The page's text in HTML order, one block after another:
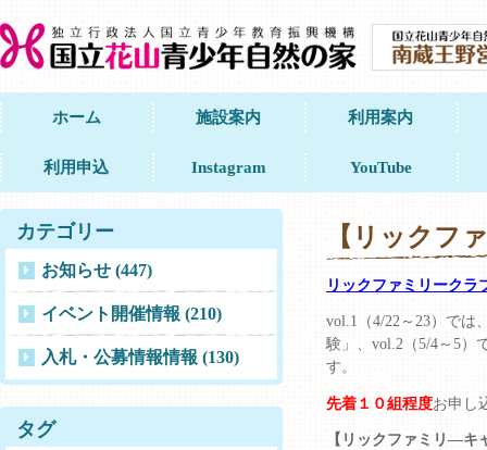
ホーム 施設案内 利用案内
利用申込 Instagram YouTube
【リックフ
リックファミリークラ
vol.1（4/22～23）では
験」、vol.2（5/4～5）
す。
先着１０組程度お申し
【リックファミリ―キ
カテゴリー
お知らせ (447)
イベント開催情報 (210)
入札・公募情報情報 (130)
タグ